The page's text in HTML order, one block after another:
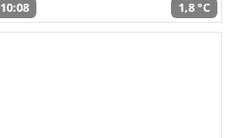
10:08 1,8 °C